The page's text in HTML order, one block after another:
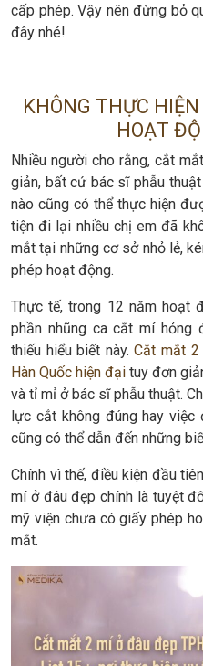
cấp phép. Vậy nên đừng bỏ
đây nhé!
KHÔNG THỰC
HOẠT
Nhiều người cho rằng, cắt
giản, bất cứ bác sĩ phẫu
nào cũng có thể thực hiện
tiện đi lại nhiều chị em đã
mắt tại những cơ sở nhỏ lẻ,
phép hoạt động.
Thực tế, trong 12 năm hoạt
phần nhũng ca cắt mí
thiếu hiểu biết này.Cắt mắt
Hàn Quốc hiện đại tuy đơn
và tỉ mỉ ở bác sĩ phẫu thuật.
lực cắt không đúng hay
cũng có thể dẫn đến những
Chính vì thế, điều kiện đầu
mí ở đâu đẹp chính là tuyệt
mỹ viện chưa có giấy phép
mắt.